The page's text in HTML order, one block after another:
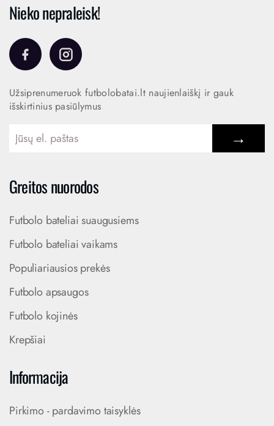
Nieko nepraleisk!
Užsiprenumeruok futbolobatai.lt naujienlaiškį ir gauk
išskirtinius pasiūlymus
→
Greitos nuorodos
Futbolo bateliai suaugusiems
Futbolo bateliai vaikams
Populiariausios prekės
Futbolo apsaugos
Futbolo kojinės
Krepšiai
Informacija
Pirkimo - pardavimo taisyklės